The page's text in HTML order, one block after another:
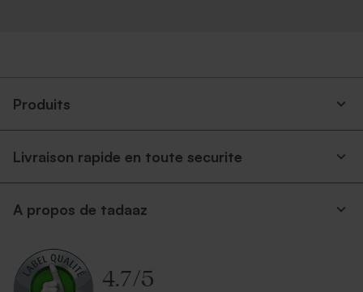
Produits
Livraison rapide en toute securite
A propos de tadaaz
4.7/5